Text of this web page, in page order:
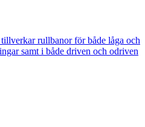
rullbanor för både låga och
samt i både driven och odriven